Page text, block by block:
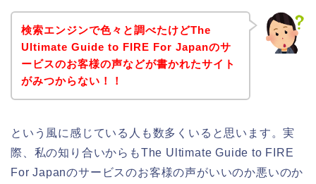
検索エンジンで色々と調べたけどThe
Ultimate Guide to FIRE For Japanのサ
ービスのお客様の声などが書かれたサイト
がみつからない！！
という風に感じている人も数多くいると思います。実
際、私の知り合いからもThe Ultimate Guide to FIRE
For Japanのサービスのお客様の声がいいのか悪いのか